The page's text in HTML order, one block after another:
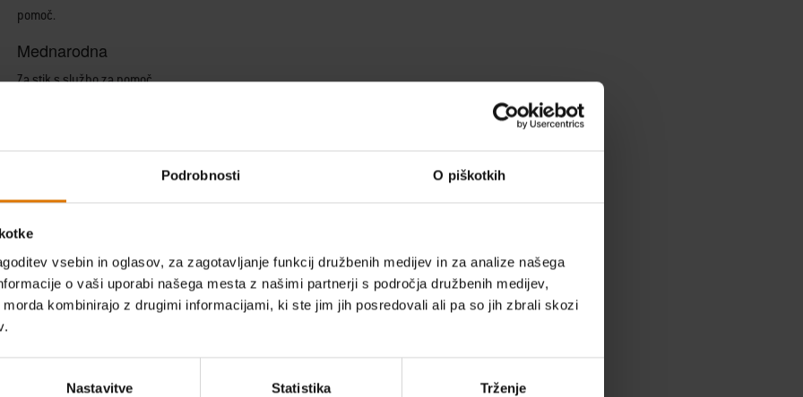
Podrobnosti O piškotkih
vsebin in oglasov, za zagotavljanje funkcij družbenih medijev in za analize našega
o vaši uporabi našega mesta z našimi partnerji s področja družbenih medijev,
kombinirajo z drugimi informacijami, ki ste jim jih posredovali ali pa so jih zbrali skozi
Nastavitve Statistika Trženje
pomoč.
Mednarodna
Za stik s službo za pomoč
izberete svojo državo.